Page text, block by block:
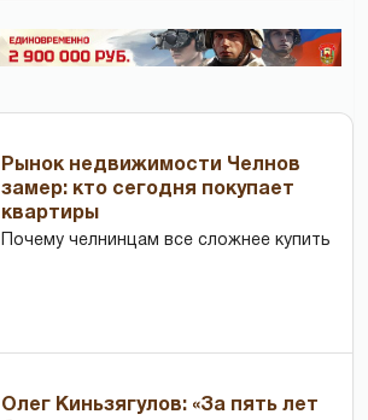
Рынок недвижимости Челнов
замер: кто сегодня покупает
квартиры
Почему челнинцам все сложнее купить
Олег Киньзягулов: «За пять лет